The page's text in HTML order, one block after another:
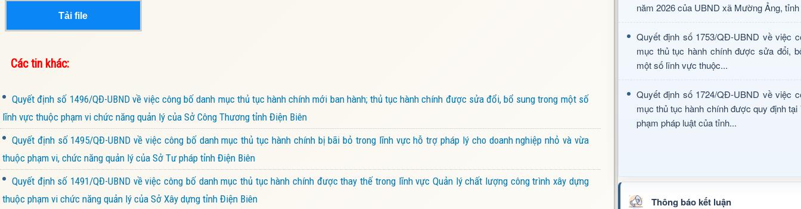
Tải file
Các tin khác:
Quyết định số 1496/QĐ-UBND về việc công bố danh mục thủ tục hành chính mới ban hành; thủ tục hành chính được sửa đổi, bổ sung trong một số
lĩnh vực thuộc phạm vi chức năng quản lý của Sở Công Thương tỉnh Điện Biên
Quyết định số 1495/QĐ-UBND về việc công bố danh mục thủ tục hành chính bị bãi bỏ trong lĩnh vực hỗ trợ pháp lý cho doanh nghiệp nhỏ và vừa
thuộc phạm vi, chức năng quản lý của Sở Tư pháp tỉnh Điện Biên
Quyết định số 1491/QĐ-UBND về việc công bố danh mục thủ tục hành chính được thay thế trong lĩnh vực Quản lý chất lượng công trình xây dựng
thuộc phạm vi chức năng quản lý của Sở Xây dựng tỉnh Điện Biên
năm 2026 của UBND xã Mường Ảng,
Quyết định số 1753/QĐ-UBND về việc
mục thủ tục hành chính được sửa đổi,
một số lĩnh vực thuộc...
Quyết định số 1724/QĐ-UBND về việc
mục thủ tục hành chính được quy định tại
phạm pháp luật của tỉnh...
Thông báo kết luận